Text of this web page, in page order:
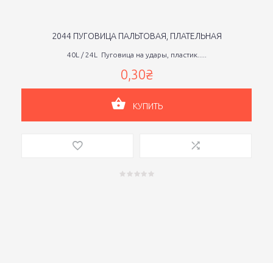
2044 ПУГОВИЦА ПАЛЬТОВАЯ, ПЛАТЕЛЬНАЯ
40L / 24L Пуговица на удары, пластик.....
0,30₴
КУПИТЬ